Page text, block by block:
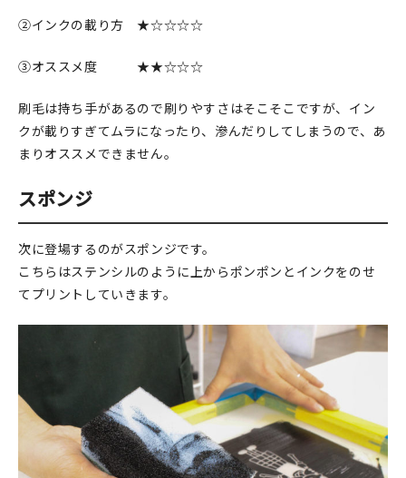
②インクの載り方 ★☆☆☆☆
③オススメ度 ★★☆☆☆
刷毛は持ち手があるので刷りやすさはそこそこですが、イン
クが載りすぎてムラになったり、滲んだりしてしまうので、あ
まりオススメできません。
スポンジ
次に登場するのがスポンジです。
こちらはステンシルのように上からポンポンとインクをのせ
てプリントしていきます。